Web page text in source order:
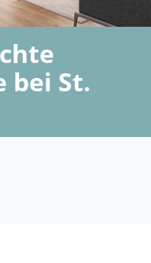
bei St.